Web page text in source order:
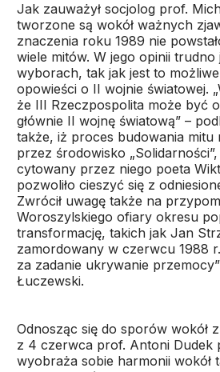
Jak zauważył socjolog prof.
tworzone są wokół ważnych
znaczenia roku 1989 nie
wiele mitów. W jego opinii trudno
wyborach, tak jak jest to
opowieści o II wojnie światowej.
że III Rzeczpospolita może być
głównie II wojnę światową” –
także, iż proces budowania mitu
przez środowisko
cytowany przez niego poeta
pozwoliło cieszyć się z
Zwrócił uwagę także na
Woroszylskiego ofiary okresu
transformację, takich jak Jan
zamordowany w czerwcu 1988
za zadanie ukrywanie
Łuczewski.
Odnosząc się do sporów wokół
z 4 czerwca prof. Antoni Dudek
wyobraża sobie harmonii wokół